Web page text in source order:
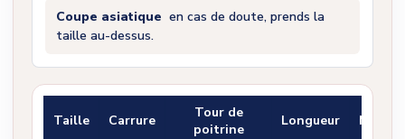
Coupe asiatique en cas de doute, prends la
taille au-dessus.
Taille Carrure
Tour de
poitrine
Longueur